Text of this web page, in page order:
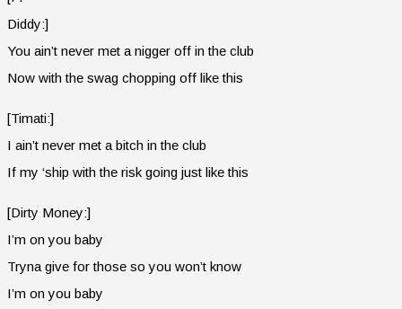
Diddy:]
You ain’t never met a nigger off in the club
Now with the swag chopping off like this
[Timati:]
I ain’t never met a bitch in the club
If my ‘ship with the risk going just like this
[Dirty Money:]
I’m on you baby
Tryna give for those so you won’t know
I’m on you baby